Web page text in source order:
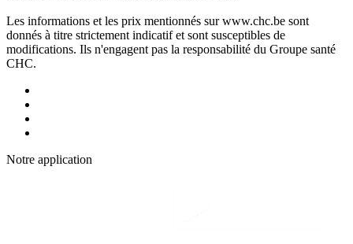
Les informations et les prix mentionnés sur www.chc.be sont
donnés à titre strictement indicatif et sont susceptibles de
modifications. Ils n'engagent pas la responsabilité du Groupe santé
CHC.
Notre application